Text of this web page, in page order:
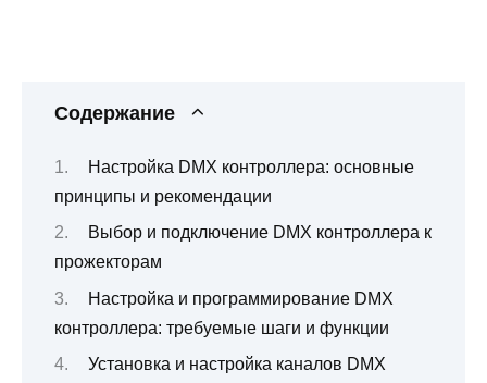
Содержание
Настройка DMX контроллера: основные
принципы и рекомендации
Выбор и подключение DMX контроллера к
прожекторам
Настройка и программирование DMX
контроллера: требуемые шаги и функции
Установка и настройка каналов DMX